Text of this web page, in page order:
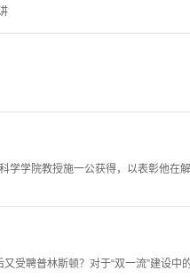
学学院教授施一公获得，以表彰他在
受聘普林斯顿？对于“双一流”建设中